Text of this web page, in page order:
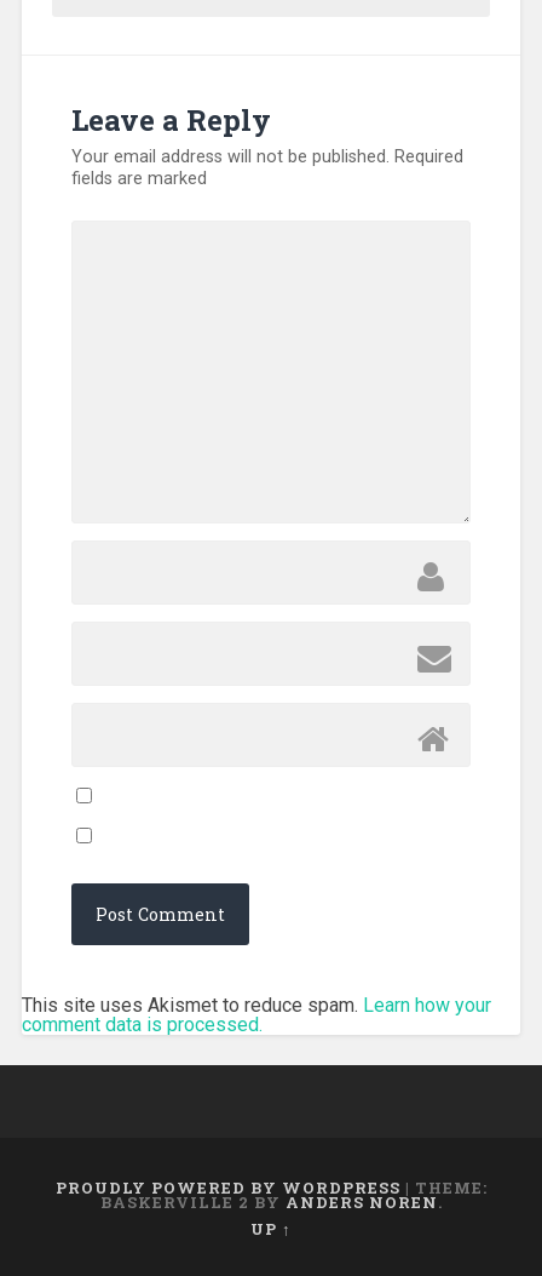
Leave a Reply
Your email address will not be published. Required
fields are marked
This site uses Akismet to reduce spam. Learn how your
comment data is processed.
PROUDLY POWERED BY WORDPRESS | THEME:
BASKERVILLE 2 BY ANDERS NOREN.
UP ↑